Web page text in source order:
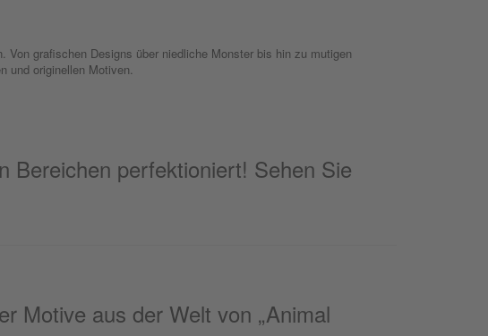
grafischen Designs über niedliche Monster bis hin zu mutigen
und originellen Motiven.
Bereichen perfektioniert! Sehen Sie
Motive aus der Welt von „Animal